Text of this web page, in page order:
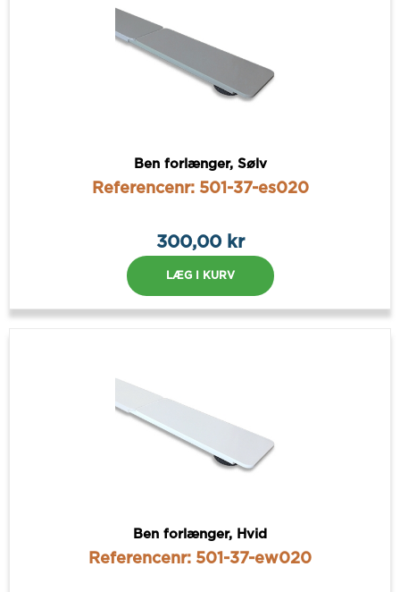
Ben forlænger, Sølv
Referencenr: 501-37-es020
300,00 kr
LÆG I KURV
Ben forlænger, Hvid
Referencenr: 501-37-ew020